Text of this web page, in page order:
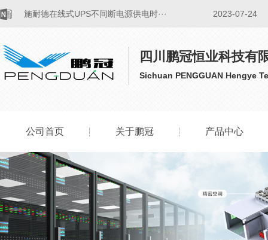
​控制好施耐德UPS不间断电源设备的··· 2023-07-24
···
施耐德UPS不间断电源的温度控制 2023-07-21
关于施耐德数据中心UPS电源节能降耗
···
船用APC UPS不间断电源功率 2023-07-19
四川鹏冠恒业科技有
Sichuan PENGGUAN Hengye
公司首页 关于鹏冠
品牌介绍
社会责任
产品中心
科华
科士达